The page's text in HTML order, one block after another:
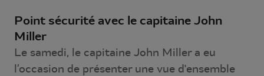
Point sécurité avec le capitaine John
Miller
Le samedi, le capitaine John Miller a eu
l’occasion de présenter une vue d'ensemble